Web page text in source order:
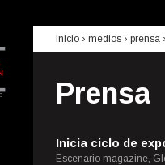
inicio › medios › prensa
Prensa
Inicia ciclo de
Escenario magazine,